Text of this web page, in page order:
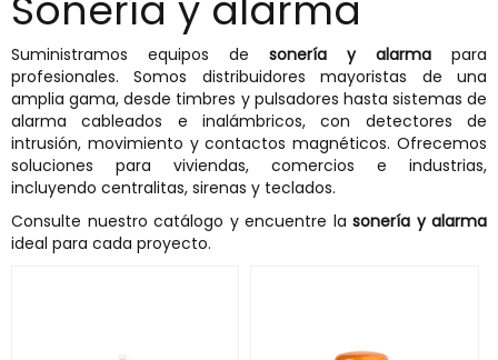
Suministramos equipos de sonería y alarma para
profesionales. Somos distribuidores mayoristas de una
amplia gama, desde timbres y pulsadores hasta sistemas de
alarma cableados e inalámbricos, con detectores de
intrusión, movimiento y contactos magnéticos. Ofrecemos
soluciones para viviendas, comercios e industrias,
incluyendo centralitas, sirenas y teclados.
Consulte nuestro catálogo y encuentre la sonería y alarma
ideal para cada proyecto.